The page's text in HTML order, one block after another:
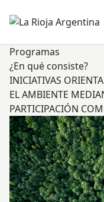
Programas
¿En qué consiste?
INICIATIVAS
EL AMBIENTE
PARTICIPACIÓN